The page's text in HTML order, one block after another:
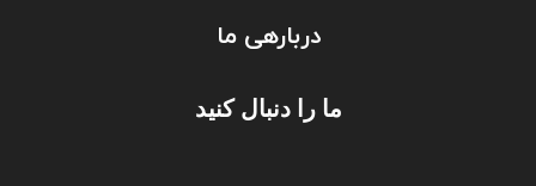
دربارهی ما
ما را دنبال کنید